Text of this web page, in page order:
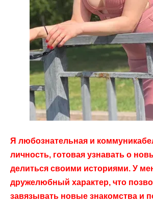
Я любознательная и
личность, готовая узнавать о
делиться своими историями. У
дружелюбный характер, что
завязывать новые знакомства и